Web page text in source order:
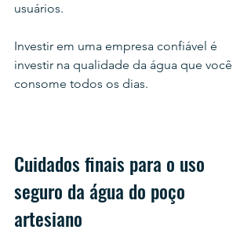
usuários.
Investir em uma empresa confiável é
investir na qualidade da água que você
consome todos os dias.
Cuidados finais para o uso
seguro da água do poço
artesiano